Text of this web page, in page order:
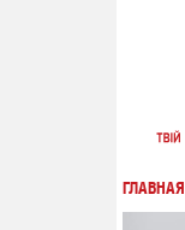
ГЛАВНАЯ